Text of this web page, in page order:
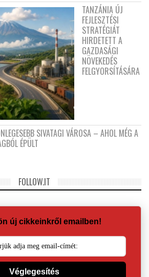
TANZÁNIA ÚJ
FEJLESZTÉSI
STRATÉGIÁT
HIRDETETT A
GAZDASÁGI
NÖVEKEDÉS
FELGYORSÍTÁSÁRA
SIVATAGI VÁROSA – AHOL MÉG A
ÉPÜLT
FOLLOW.IT
új cikkeinkről emailben!
Véglegesítés